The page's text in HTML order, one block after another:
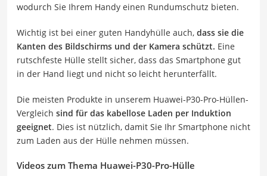
wodurch Sie Ihrem Handy einen Rundumschutz bieten.
Wichtig ist bei einer guten Handyhülle auch, dass sie die
Kanten des Bildschirms und der Kamera schützt. Eine
rutschfeste Hülle stellt sicher, dass das Smartphone gut
in der Hand liegt und nicht so leicht herunterfällt.
Die meisten Produkte in unserem Huawei-P30-Pro-Hüllen-
Vergleich sind für das kabellose Laden per Induktion
geeignet. Dies ist nützlich, damit Sie Ihr Smartphone nicht
zum Laden aus der Hülle nehmen müssen.
Videos zum Thema Huawei-P30-Pro-Hülle